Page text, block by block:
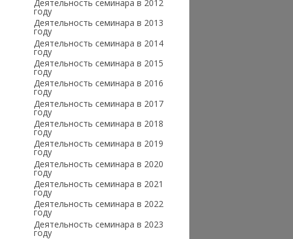
Деятельность семинара в 2012
году
Деятельность семинара в 2013
году
Деятельность семинара в 2014
году
Деятельность семинара в 2015
году
Деятельность семинара в 2016
году
Деятельность семинара в 2017
году
Деятельность семинара в 2018
году
Деятельность семинара в 2019
году
Деятельность семинара в 2020
году
Деятельность семинара в 2021
году
Деятельность семинара в 2022
году
Деятельность семинара в 2023
году